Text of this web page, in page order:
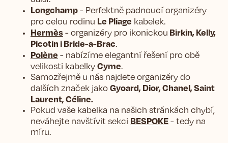
Longchamp- Perfektně padnoucí organizéry
pro celou rodinu Le Pliage kabelek.
Hermès- organizéry pro ikonickou Birkin, Kelly,
Picotin i Bride-a-Brac.
Polène - nabízíme elegantní řešení pro obě
velikosti kabelkyCyme.
Samozřejmě u nás najdete organizéry do
dalších značek jakoGyoard, Dior, Chanel, Saint
Laurent, Céline.
Pokud vaše kabelka na našich stránkách chybí,
neváhejte navštívit sekci BESPOKE- tedy na
míru.